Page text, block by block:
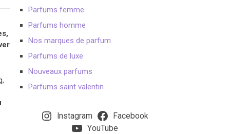
Parfums femme
Parfums homme
Nos marques de parfum
Parfums de luxe
Nouveaux parfums
Parfums saint valentin
Instagram
Facebook
YouTube